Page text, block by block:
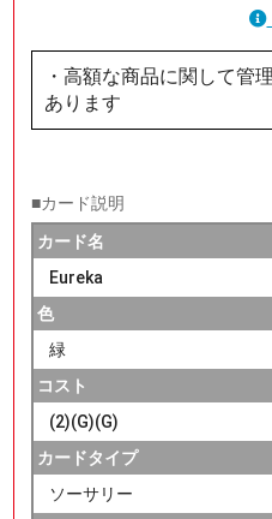
・高額な商品に関して管
あります
■カード説明
カード名
Eureka
色
緑
コスト
(2)(G)(G)
カードタイプ
ソーサリー